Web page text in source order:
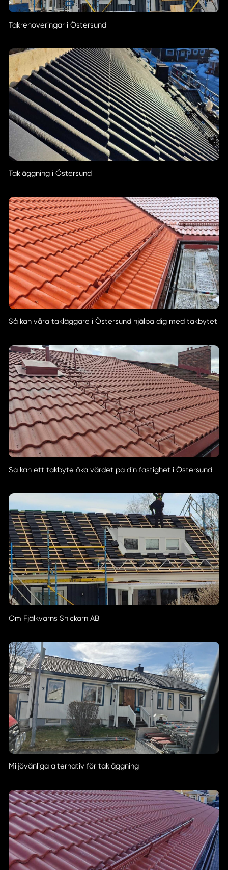
Takrenoveringar i Östersund
Takläggning i Östersund
Så kan våra takläggare i Östersund hjälpa dig med takbytet
Så kan ett takbyte öka värdet på din fastighet i Östersund
Om Fjälkvarns Snickarn AB
Miljövänliga alternativ för takläggning